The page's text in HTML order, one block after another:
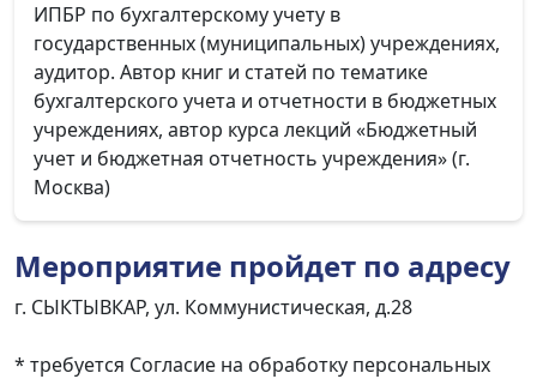
ИПБР по бухгалтерскому учету в
государственных (муниципальных) учреждениях,
аудитор. Автор книг и статей по тематике
бухгалтерского учета и отчетности в бюджетных
учреждениях, автор курса лекций «Бюджетный
учет и бюджетная отчетность учреждения» (г.
Москва)
Мероприятие пройдет по адресу
г. СЫКТЫВКАР, ул. Коммунистическая, д.28
* требуется Согласие на обработку персональных